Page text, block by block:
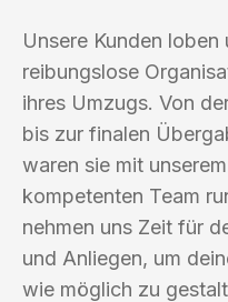
Unsere Kunden
reibungslose
ihres Umzugs. Von
bis zur finalen
waren sie mit
kompetenten Team
nehmen uns Zeit für
und Anliegen, um
wie möglich zu